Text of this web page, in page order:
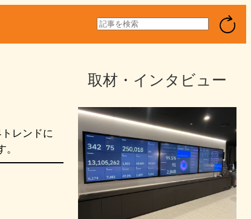
検
索
レンドに
取材・インタビュー